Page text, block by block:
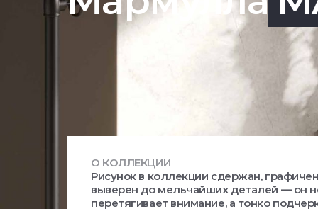
О КОЛЛЕКЦИИ
Рисунок в коллекции сдержан,
выверен до мельчайших деталей — он
перетягивает внимание, а тонко